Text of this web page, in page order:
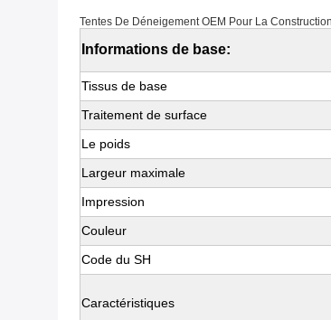
Tentes De Déneigement OEM Pour La
Informations de base:
Tissus de base
Traitement de surface
Le poids
Largeur maximale
Impression
Couleur
Code du SH
Caractéristiques